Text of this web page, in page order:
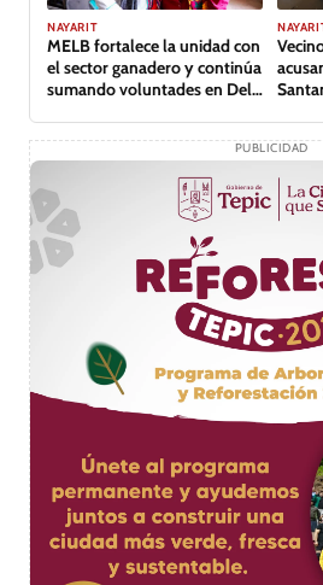
NAYARIT
MELB fortalece la unidad con
el sector ganadero y continúa
sumando voluntades en Del
PUBLICIDAD